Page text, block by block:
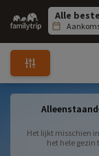
Family
trip
Het lijkt misschien
het hele gezin